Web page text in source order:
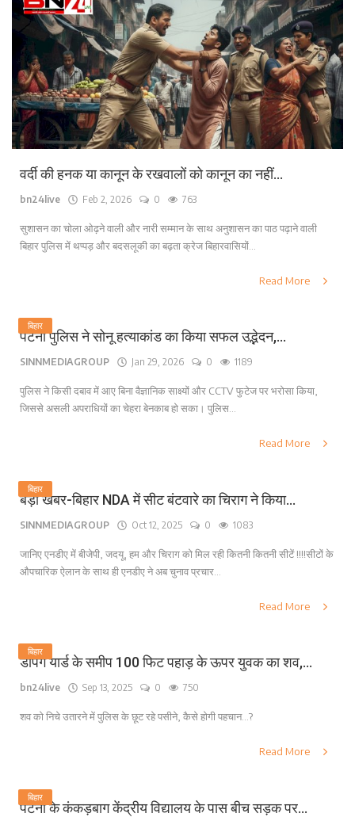
वर्दी की हनक या कानून के रखवालों को कानून का नहीं...
bn24live Feb 2, 2026 0 763
सुशासन का चोला ओढ़ने वाली और नारी सम्मान के साथ अनुशासन का पाठ पढ़ाने वाली
बिहार पुलिस में थप्पड़ और बदसलूकी का बढ़ता क्रेज बिहारवासियों...
Read More
बिहार
पटना पुलिस ने सोनू हत्याकांड का किया सफल उद्भेदन,...
SINNMEDIAGROUP Jan 29, 2026 0 1189
पुलिस ने किसी दबाव में आए बिना वैज्ञानिक साक्ष्यों और CCTV फुटेज पर भरोसा किया,
जिससे असली अपराधियों का चेहरा बेनकाब हो सका। पुलिस...
Read More
बिहार
बड़ी खबर-बिहार NDA में सीट बंटवारे का चिराग ने किया...
SINNMEDIAGROUP Oct 12, 2025 0 1083
जानिए एनडीए में बीजेपी, जदयू, हम और चिराग को मिल रही कितनी कितनी सीटें !!!!सीटों के
औपचारिक ऐलान के साथ ही एनडीए ने अब चुनाव प्रचार...
Read More
बिहार
डंपिंग यार्ड के समीप 100 फिट पहाड़ के ऊपर युवक का शव,...
bn24live Sep 13, 2025 0 750
शव को निचे उतारने में पुलिस के छूट रहे पसीने, कैसे होगी पहचान...?
Read More
बिहार
पटना के कंकड़बाग केंद्रीय विद्यालय के पास बीच सड़क पर...